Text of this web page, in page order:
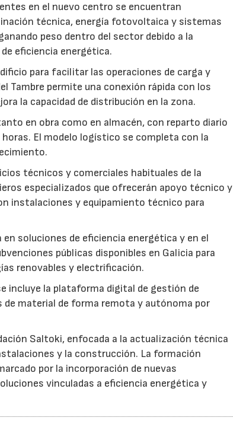
en el nuevo centro se encuentran
técnica, energía fotovoltaica y sistemas
peso dentro del sector debido a la
eficiencia energética.
para facilitar las operaciones de carga y
Tambre permite una conexión rápida con los
la capacidad de distribución en la zona.
en obra como en almacén, con reparto diario
El modelo logístico se completa con la
técnicos y comerciales habituales de la
especializados que ofrecerán apoyo técnico y
instalaciones y equipamiento técnico para
soluciones de eficiencia energética y en el
públicas disponibles en Galicia para
renovables y electrificación.
incluye la plataforma digital de gestión de
material de forma remota y autónoma por
Saltoki, enfocada a la actualización técnica
y la construcción. La formación
por la incorporación de nuevas
vinculadas a eficiencia energética y
29/07/2026